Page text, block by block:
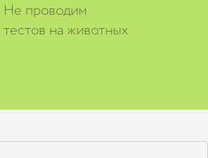
Не проводим
тестов на животных